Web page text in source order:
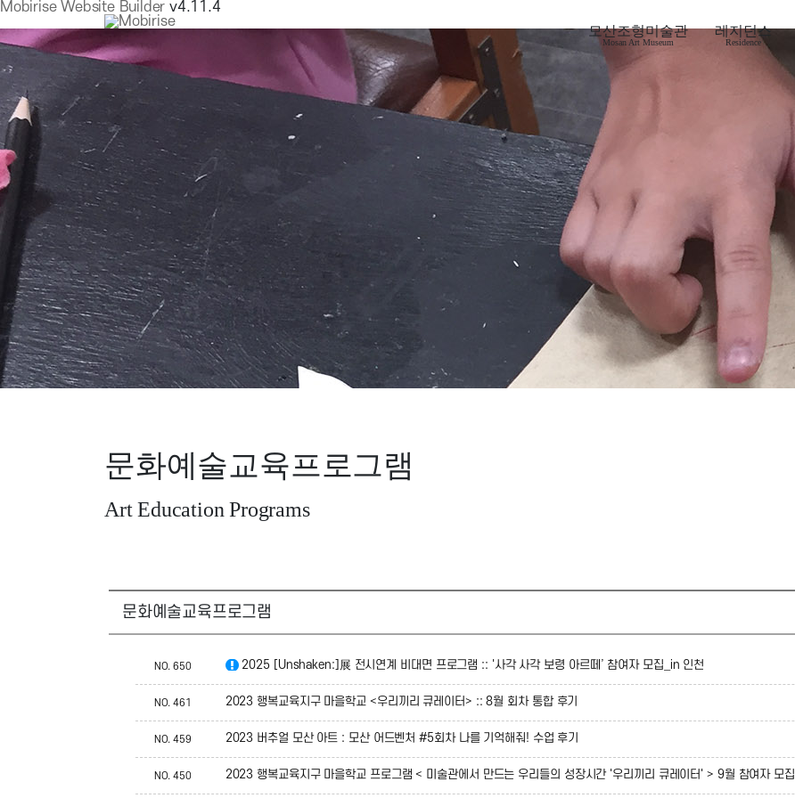
Mobirise Website Builder v4.11.4
모산조형미술관
Mosan Art Museum
레지던스
Residence
문화예술교육프로그램
Art Education Programs
문화예술교육프로그램
NO. 650 2025 [Unshaken:]展 전시연계 비대면 프로그램 :: '사각 사각 보령 아르떼’ 참여자 모집_in 인천
NO. 461 2023 행복교육지구 마을학교 <우리끼리 큐레이터> :: 8월 회차 통합 후기
NO. 459 2023 버추얼 모산 아트 : 모산 어드벤처 #5회차 나를 기억해줘! 수업 후기
NO. 450 2023 행복교육지구 마을학교 프로그램 < 미술관에서 만드는 우리들의 성장시간 '우리끼리 큐레이터' > 9월 참여자 모집